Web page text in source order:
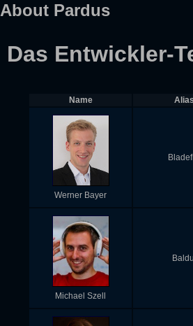
About Pardus
Das Entwickler-
Name
Werner Bayer
Michael Szell